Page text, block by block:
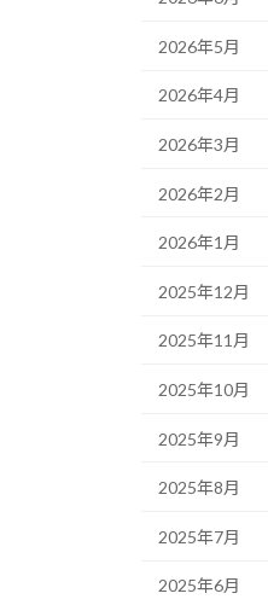
2026年5月
2026年4月
2026年3月
2026年2月
2026年1月
2025年12月
2025年11月
2025年10月
2025年9月
2025年8月
2025年7月
2025年6月